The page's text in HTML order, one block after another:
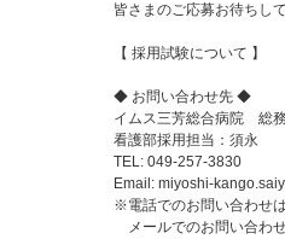
皆さまのご応募お待ちし
【 採用試験について 】
◆ お問い合わせ先 ◆
イムス三芳総合病院 総
看護部採用担当：須永
TEL: 049-257-3830
Email: miyoshi-
※電話でのお問い合わせ
メールでのお問い合わ